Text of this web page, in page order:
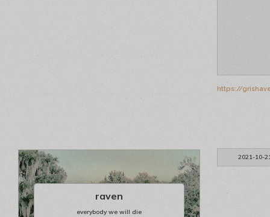
https://
2021-10-
raven
everybody we will die